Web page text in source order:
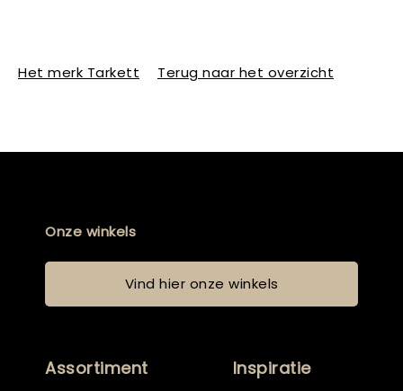
Het merk Tarkett Terug naar het overzicht
Onze winkels
Vind hier onze winkels
Assortiment Inspiratie